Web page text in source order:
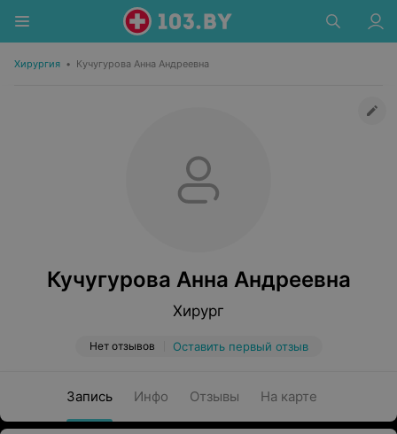
Хирургия • Кучугурова Анна Андреевна
Кучугурова Анна Андреевна
Хирург
Нет отзывов Оставить первый отзыв
Запись Инфо Отзывы На карте